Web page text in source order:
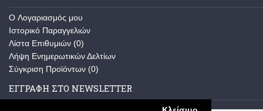
O Λογαριασμός μου
Ιστορικό Παραγγελιών
Λίστα Επιθυμιών (0)
Λήψη Ενημερωτικών Δελτίων
Σύγκριση Προϊόντων (0)
ΕΓΓΡΑΦΉ ΣΤΟ NEWSLETTER